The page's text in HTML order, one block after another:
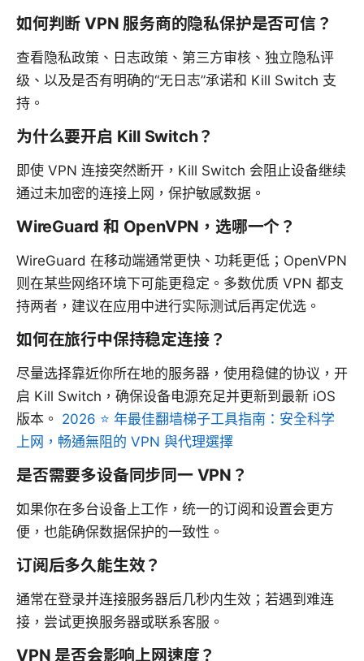
如何判断 VPN 服务商的隐私保护是否可信？
查看隐私政策、日志政策、第三方审核、独立隐私评
级、以及是否有明确的“无日志”承诺和 Kill Switch 支
持。
为什么要开启 Kill Switch？
即使 VPN 连接突然断开，Kill Switch 会阻止设备继续
通过未加密的连接上网，保护敏感数据。
WireGuard 和 OpenVPN，选哪一个？
WireGuard 在移动端通常更快、功耗更低；OpenVPN
则在某些网络环境下可能更稳定。多数优质 VPN 都支
持两者，建议在应用中进行实际测试后再定优选。
如何在旅行中保持稳定连接？
尽量选择靠近你所在地的服务器，使用稳健的协议，开
启 Kill Switch，确保设备电源充足并更新到最新 iOS
版本。 2026 ⭐ 年最佳翻墙梯子工具指南：安全科学
上网，畅通無阻的 VPN 與代理選擇
是否需要多设备同步同一 VPN？
如果你在多台设备上工作，统一的订阅和设置会更方
便，也能确保数据保护的一致性。
订阅后多久能生效？
通常在登录并连接服务器后几秒内生效；若遇到难连
接，尝试更换服务器或联系客服。
VPN 是否会影响上网速度？